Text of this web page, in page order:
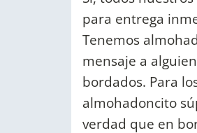
para entrega
Tenemos
mensaje a
bordados. Para
almohadoncito
verdad que en